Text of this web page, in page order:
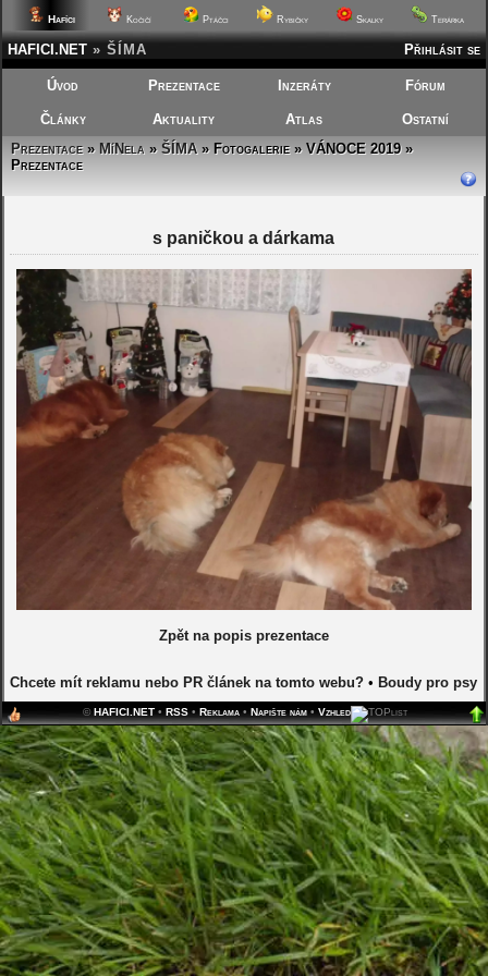
Hafíci Kočičí Ptáčci Rybičky Skalky Terárka
Přihlásit se
HAFICI.NET » ŠÍMA
Úvod Prezentace Inzeráty Fórum
Články Aktuality Atlas
Ostatní
Prezentace» MíNela »ŠÍMA» Fotogalerie » VÁNOCE 2019 »
Prezentace
s paničkou a dárkama
Zpět na popis prezentace
Chcete mít reklamu nebo PR článek na tomto webu? • Boudy pro psy
©HAFICI.NET •RSS •Reklama •Napište nám •Vzhled